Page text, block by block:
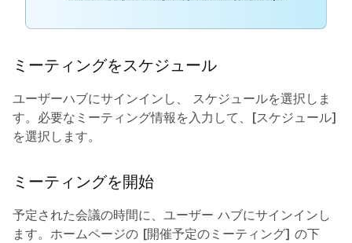
ミーティングをスケジュール
ユーザーハブにサインインし、 スケジュールを選択しま
す。必要なミーティング情報を入力して、 [スケジュール]
を選択します。
ミーティングを開始
予定された会議の時間に、ユーザー ハブにサインインし
ます。ホームページの [開催予定のミーティング] の下